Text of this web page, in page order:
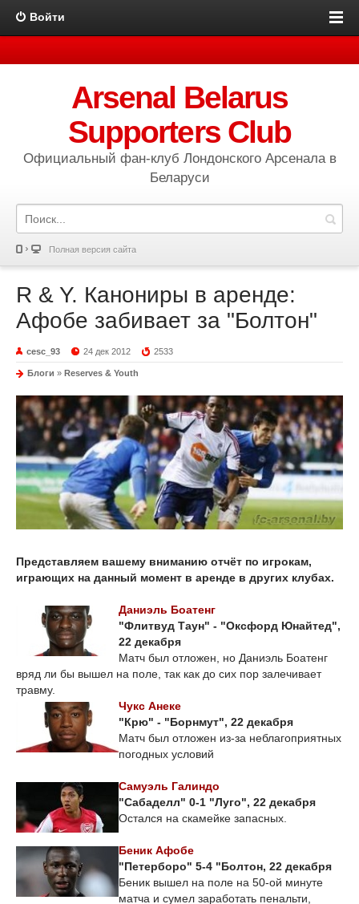
Войти
Arsenal Belarus
Supporters Club
Официальный фан-клуб Лондонского Арсенала в
Беларуси
Полная версия сайта
R & Y. Канониры в аренде:
Афобе забивает за "Болтон"
cesc_93 24 дек 2012 2533
Блоги » Reserves & Youth
Представляем вашему вниманию отчёт по игрокам,
играющих на данный момент в аренде в других клубах.
Даниэль Боатенг
"Флитвуд Таун" - "Оксфорд Юнайтед",
22 декабря
Матч был отложен, но Даниэль Боатенг
вряд ли бы вышел на поле, так как до сих пор залечивает
травму.
Чукс Анеке
"Крю" - "Борнмут", 22 декабря
Матч был отложен из-за неблагоприятных
погодных условий
Самуэль Галиндо
"Сабаделл" 0-1 "Луго", 22 декабря
Остался на скамейке запасных.
Беник Афобе
"Петерборо" 5-4 "Болтон, 22 декабря
Беник вышел на поле на 50-ой минуте
матча и сумел заработать пенальти,